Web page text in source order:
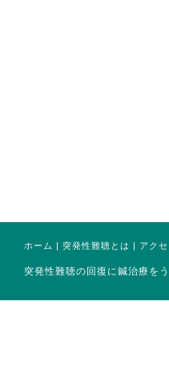
ホーム | 突発性難聴とは | アクセ
突発性難聴の回復に鍼治療